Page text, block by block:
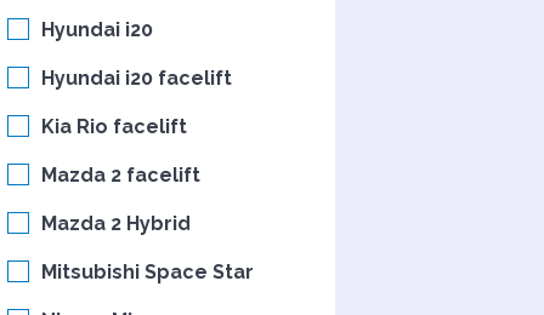
Hyundai i20
Hyundai i20 facelift
Kia Rio facelift
Mazda 2 facelift
Mazda 2 Hybrid
Mitsubishi Space Star